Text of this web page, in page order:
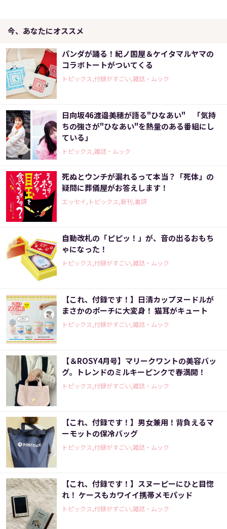
今、あなたにオススメ
パンダが踊る！紀ノ国屋＆ケイタマルヤマの
コラボトートがついてくる
トピックス,付録がすごい,雑誌・ムック
日向坂46渡邉美穂が語る"ひなあい" 「気持
ちの強さが"ひなあい"を熱量のある番組にし
ている」
トピックス,雑誌・ムック
死ぬとウンチが漏れるって本当？「死体」の
疑問に葬儀屋がお答えします！
エッセイ,トピックス,新刊,書評
自動改札の「ピピッ！」が、音の出るおもち
ゃになった！
トピックス,付録がすごい,雑誌・ムック
【これ、付録です！】日清カップヌードルが
まさかのポーチに大変身！ 猫耳がキュート
トピックス,付録がすごい,雑誌・ムック
【＆ROSY4月号】マリークワントの美容バッ
グ。トレンドのミルキーピンクで春満開！
トピックス,付録がすごい,雑誌・ムック
【これ、付録です！】男女兼用！背負えるマ
ーモットの保冷バッグ
トピックス,付録がすごい,雑誌・ムック
【これ、付録です！】スヌーピーにひと目惚
れ！ ケースもカワイイ携帯メモパッド
トピックス,付録がすごい,雑誌・ムック